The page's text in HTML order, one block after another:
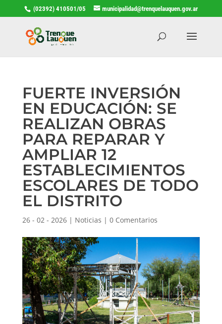
(02392) 410501/05 municipalidad@trenquelauquen.gov.ar
FUERTE INVERSIÓN
EN EDUCACIÓN: SE
REALIZAN OBRAS
PARA REPARAR Y
AMPLIAR 12
ESTABLECIMIENTOS
ESCOLARES DE TODO
EL DISTRITO
26 - 02 - 2026| Noticias | 0 Comentarios